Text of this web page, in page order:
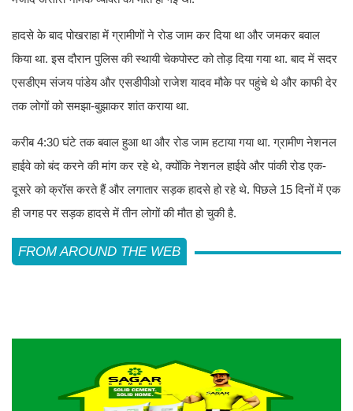
हादसे के बाद पोखराहा में ग्रामीणों ने रोड जाम कर दिया था और जमकर बवाल
किया था. इस दौरान पुलिस की स्थायी चेकपोस्ट को तोड़ दिया गया था. बाद में सदर
एसडीएम संजय पांडेय और एसडीपीओ राजेश यादव मौके पर पहुंचे थे और काफी देर
तक लोगों को समझा-बुझाकर शांत कराया था.
करीब 4:30 घंटे तक बवाल हुआ था और रोड जाम हटाया गया था. ग्रामीण नेशनल
हाईवे को बंद करने की मांग कर रहे थे, क्योंकि नेशनल हाईवे और पांकी रोड एक-
दूसरे को क्रॉस करते हैं और लगातार सड़क हादसे हो रहे थे. पिछले 15 दिनों में एक
ही जगह पर सड़क हादसे में तीन लोगों की मौत हो चुकी है.
FROM AROUND THE WEB